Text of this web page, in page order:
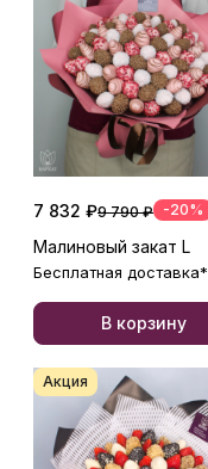
7 832 ₽9 790 ₽ -20%
Малиновый закат L
Бесплатная доставка*
В корзину
Акция